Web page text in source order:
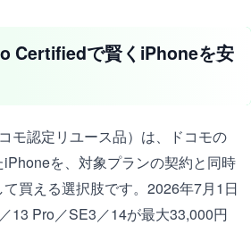
Certifiedで賢くiPhoneを安
モ認定リユース品）は、ドコモの
を、対象プランの契約と同時
買える選択肢です。2026年7月1日
13 Pro／SE3／14が最大33,000円